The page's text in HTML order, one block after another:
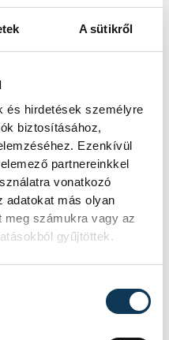
A sütikről
és hirdetések személyre
biztosításához,
Ezenkívül
partnereinkkel
vonatkozó
adatokat más olyan
meg számukra vagy az
gyűjtöttek.
Egon
Csaba
Jánoskúti Máté